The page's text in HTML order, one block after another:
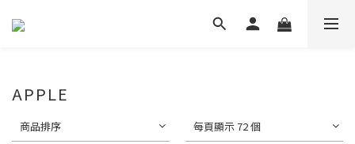
APPLE
商品排序 每頁顯示 72 個